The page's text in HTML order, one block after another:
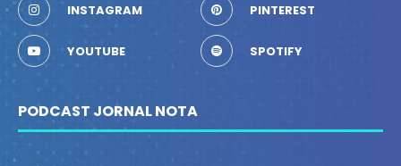
INSTAGRAM PINTEREST
YOUTUBE SPOTIFY
PODCAST JORNAL NOTA